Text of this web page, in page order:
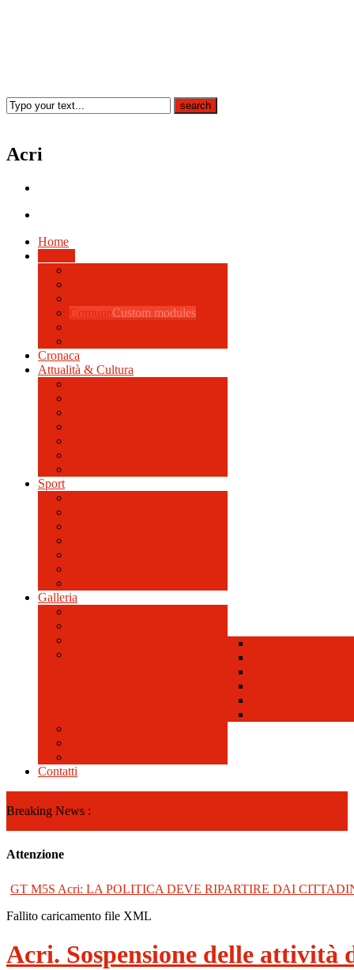
Acri
Home
ComuneCustom modules
Cronaca
Attualità & Cultura
Sport
Galleria
Contatti
Breaking News :
GT M5S Acri: LA POLITICA DEVE RIPARTIRE DAI
Attenzione
Fallito caricamento file XML
Acri. Sospensione delle attività